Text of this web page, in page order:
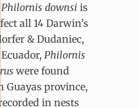
Philornis downsi is
all 14 Darwin’s
& Dudaniec,
Philornis
were found
province,
in nests